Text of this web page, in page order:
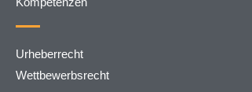
Urheberrecht
Wettbewerbsrecht